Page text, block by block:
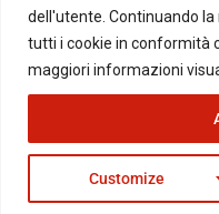
dell'utente. Continuando
tutti i cookie in conformità
maggiori informazioni
Customize
© Copyright 2026 - Il Blog di